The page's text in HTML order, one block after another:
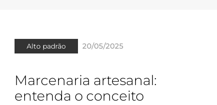
Alto padrão 20/05/2025
Marcenaria artesanal:
entenda o conceito